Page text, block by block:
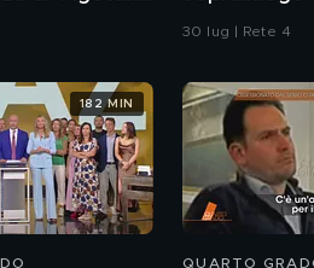
senza
Carabinieri
30 lug | Rete 4
182 MIN
QUARTO